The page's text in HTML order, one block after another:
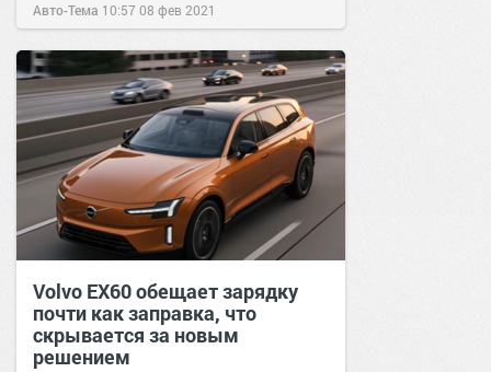
Авто-Тема 10:57 08 фев 2021
Volvo EX60 обещает зарядку
почти как заправка, что
скрывается за новым
решением